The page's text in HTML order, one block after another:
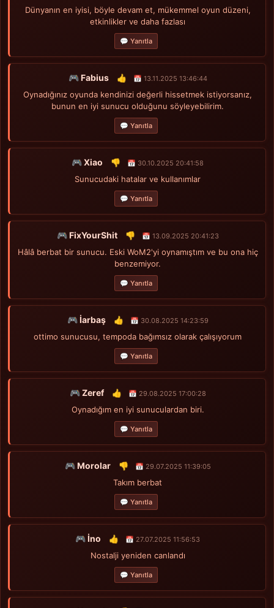
Dünyanın en iyisi, böyle devam et, mükemmel oyun düzeni,
etkinlikler ve daha fazlası
💬 Yanıtla
🎮 Fabius 👍 📅 13.11.2025 13:46:44
Oynadığınız oyunda kendinizi değerli hissetmek istiyorsanız,
bunun en iyi sunucu olduğunu söyleyebilirim.
💬 Yanıtla
🎮 Xiao 👎 📅 30.10.2025 20:41:58
Sunucudaki hatalar ve kullanımlar
💬 Yanıtla
🎮 FixYourShit 👎 📅 13.09.2025 20:41:23
Hâlâ berbat bir sunucu. Eski WoM2'yi oynamıştım ve bu ona hiç
benzemiyor.
💬 Yanıtla
🎮 İarbaş 👍 📅 30.08.2025 14:23:59
ottimo sunucusu, tempoda bağımsız olarak çalışıyorum
💬 Yanıtla
🎮 Zeref 👍 📅 29.08.2025 17:00:28
Oynadığım en iyi sunuculardan biri.
💬 Yanıtla
🎮 Morolar 👎 📅 29.07.2025 11:39:05
Takım berbat
💬 Yanıtla
🎮 İno 👍 📅 27.07.2025 11:56:53
Nostalji yeniden canlandı
💬 Yanıtla